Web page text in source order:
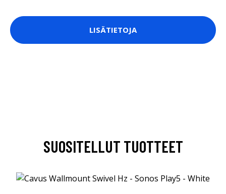
LISÄTIETOJA
SUOSITELLUT TUOTTEET